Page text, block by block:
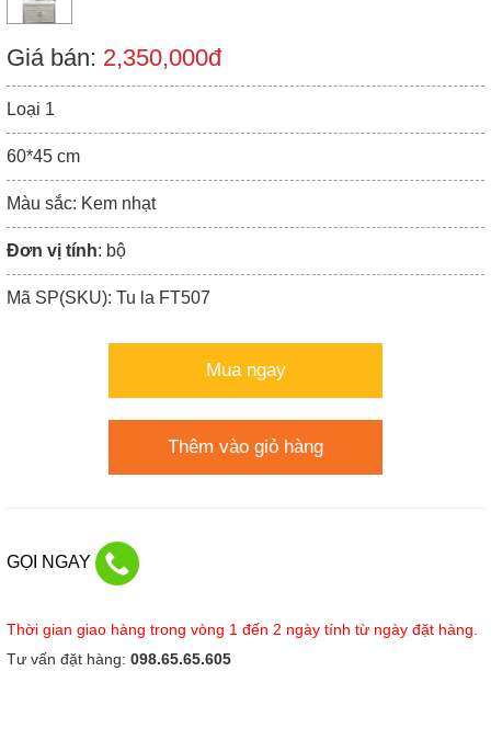
Giá bán: 2,350,000đ
Loại 1
60*45 cm
Màu sắc: Kem nhạt
Đơn vị tính: bộ
Mã SP(SKU): Tu la FT507
Mua ngay
Thêm vào giỏ hàng
GỌI NGAY
Thời gian giao hàng trong vòng 1 đến 2 ngày tính từ ngày đặt hàng.
Tư vấn đặt hàng: 098.65.65.605